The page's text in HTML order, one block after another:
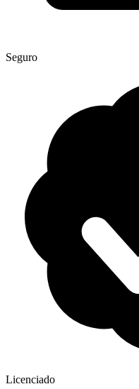
Seguro
Licenciado